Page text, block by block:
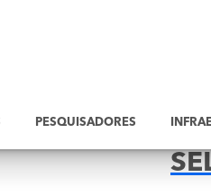
PESQUISADORES